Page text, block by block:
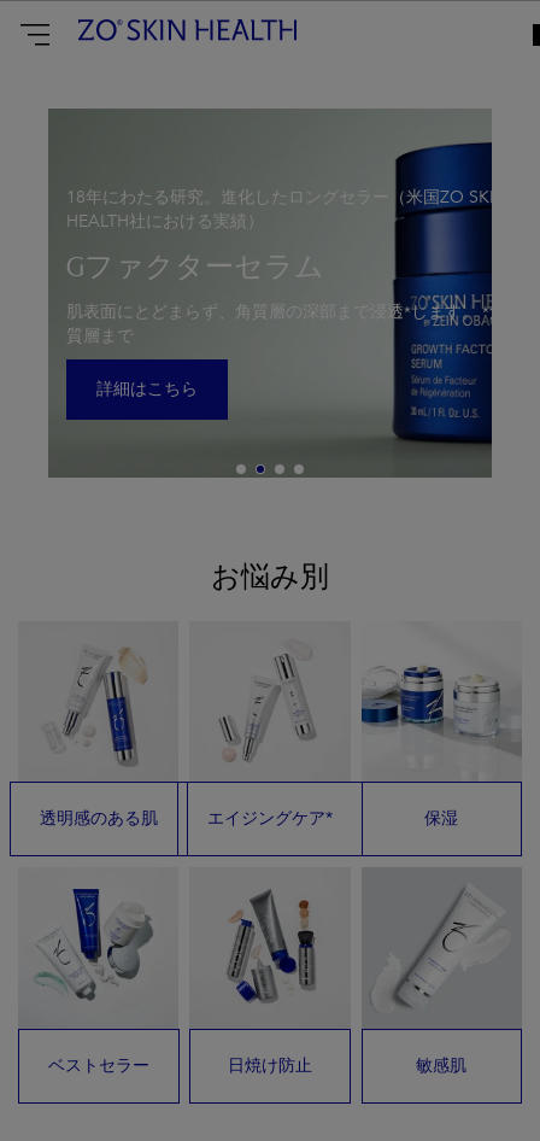
ZO
Japan18年にわたる研究。進化したロングセラー（米国ZO SKIN
HEALTH社における実績）
Gファクターセラム
肌表面にとどまらず、角質層の深部まで浸透*します。 *角
質層まで
詳細はこちら
お悩み別
透明感のある肌 エイジングケア* 保湿
ベストセラー 日焼け防止 敏感肌